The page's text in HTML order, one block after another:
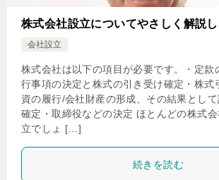
株式会社設立についてやさしく解説
会社設立
株式会社は以下の項目が必要です。・定款
行事項の決定と株式の引き受け確定・株式
資の履行/会社財産の形成、その結果とし
確定・取締役などの決定 ほとんどの株式
立でしょ […]
続きを読む